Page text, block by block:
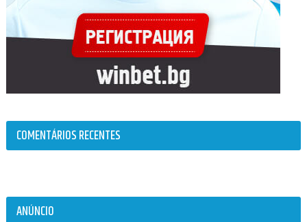
COMENTÁRIOS RECENTES
ANÚNCIO